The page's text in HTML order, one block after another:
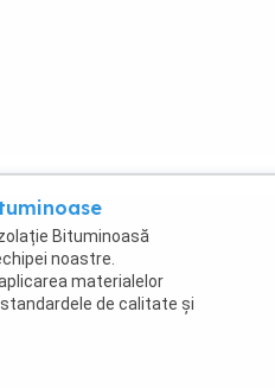
Bituminoasă
noastre.
materialelor
de calitate și